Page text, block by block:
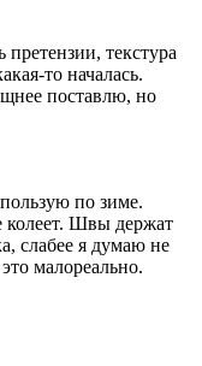
текстура
то началась.
поставлю, но
по зиме.
Швы держат
слабее я думаю не
малореально.